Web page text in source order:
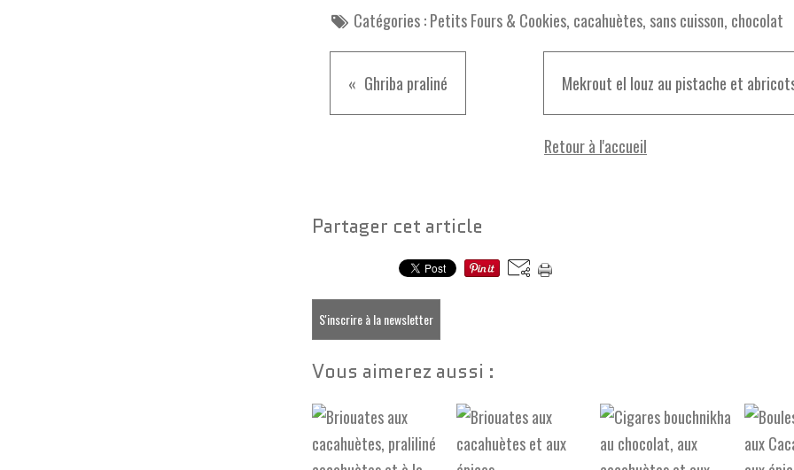
Catégories :Petits Fours & Cookies, cacahuètes, sans cuisson, chocolat
Ghriba praliné Mekrout el louz au pistache et
Retour à l'accueil
Partager cet article
S'inscrire à la newsletter
Vous aimerez aussi :